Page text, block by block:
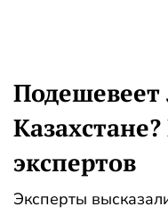
экспертов
Эксперты